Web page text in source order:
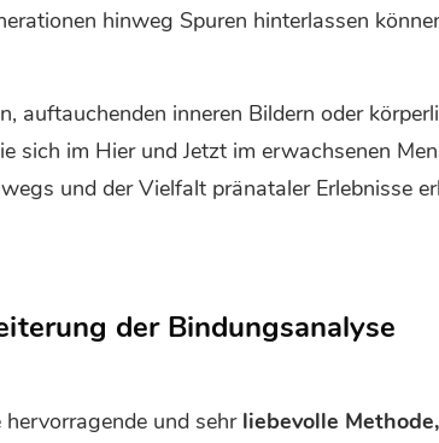
hinweg Spuren hinterlassen
auftauchenden inneren Bildern oder
sich im Hier und Jetzt im erwachsenen
und der Vielfalt pränataler Erlebnisse
der Bindungsanalyse
hervorragende und sehr liebevolle